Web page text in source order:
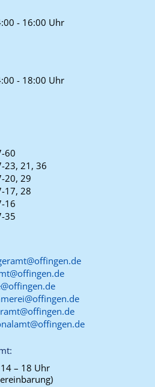
- 16:00 Uhr
- 18:00 Uhr
60
23, 21, 36
20, 29
17, 28
16
35
14 – 18 Uhr